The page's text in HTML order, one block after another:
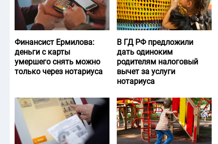
Финансист Ермилова:
деньги с карты
умершего снять можно
только через нотариуса
В ГД РФ предложили
дать одиноким
родителям налоговый
вычет за услуги
нотариуса